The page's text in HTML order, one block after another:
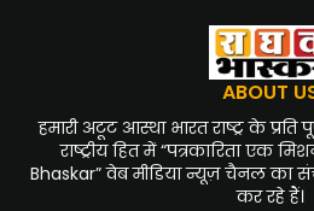
ABOUT
हमारी अटूट आस्था भारत राष्ट्र के प्रति
राष्ट्रीय हित में “पत्रकारिता एक
Bhaskar” वेब मीडिया न्यूज़ चैनल का
कर रहे हैं।